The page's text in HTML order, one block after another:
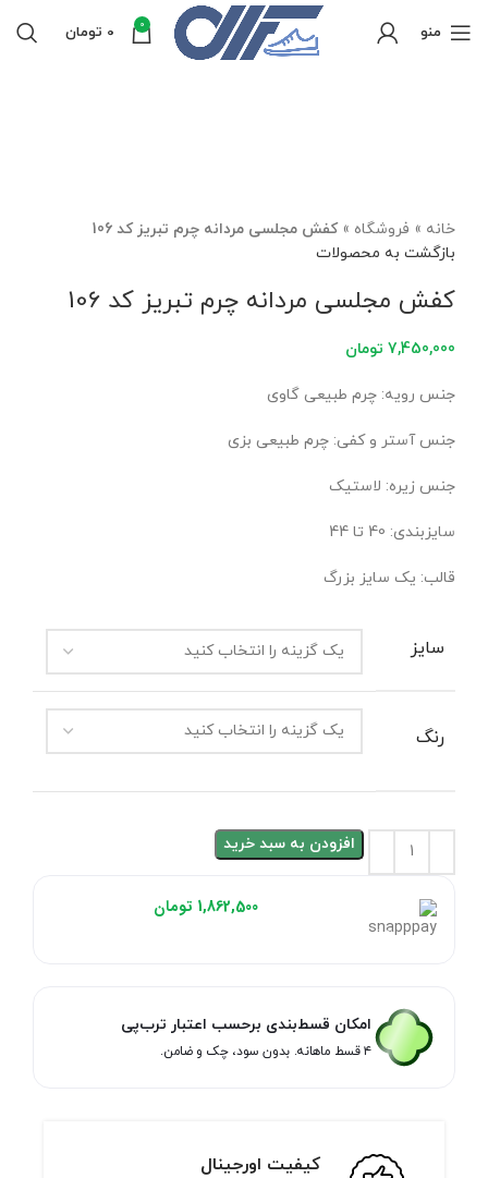
منو 0
0 تومان
خانه » فروشگاه »کفش مجلسی مردانه چرم تبریز کد 106
بازگشت به محصولات
کفش مجلسی مردانه چرم تبریز کد 106
7,450,000 تومان
جنس رویه: چرم طبیعی گاوی
جنس آستر و کفی: چرم طبیعی بزی
جنس زیره: لاستیک
سایزبندی: 40 تا 44
قالب: یک سایز بزرگ
سایز
رنگ
افزودن به سبد خرید
1,862,500 تومان
۴ قسط ماهانه. بدون سود، چک و ضامن.
امکان قسط‌بندی برحسب اعتبار ترب‌پی
۴ قسط ماهانه. بدون سود، چک و ضامن.
کیفیت اورجینال